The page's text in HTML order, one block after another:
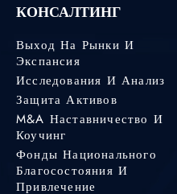
КОНСАЛТИНГ
Выход На Рынки И
Экспансия
Исследования И Анализ
Защита Активов
M&A Наставничество И
Коучинг
Фонды Национального
Благосостояния И
Привлечение